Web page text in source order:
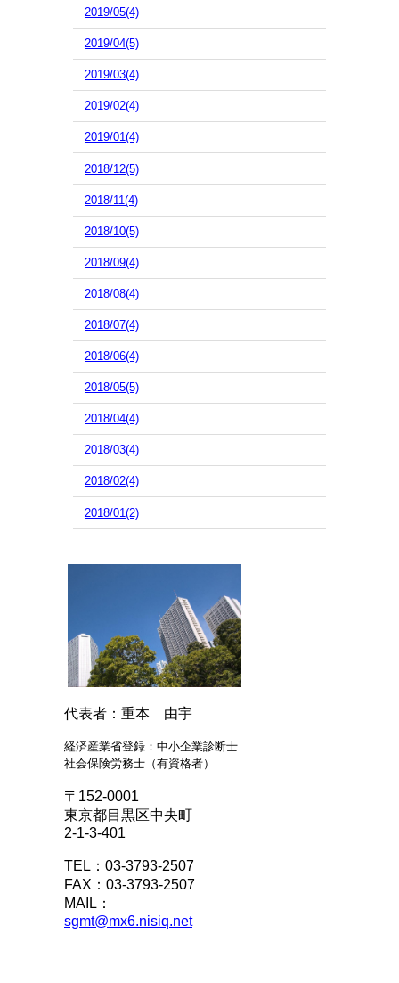
2019/05(4)
2019/04(5)
2019/03(4)
2019/02(4)
2019/01(4)
2018/12(5)
2018/11(4)
2018/10(5)
2018/09(4)
2018/08(4)
2018/07(4)
2018/06(4)
2018/05(5)
2018/04(4)
2018/03(4)
2018/02(4)
2018/01(2)
代表者：重本 由宇
経済産業省登録：中小企業診断士
社会保険労務士（有資格者）
〒152-0001
東京都目黒区中央町
2-1-3-401
TEL：03-3793-2507
FAX：03-3793-2507
MAIL：
sgmt@mx6.nisiq.net